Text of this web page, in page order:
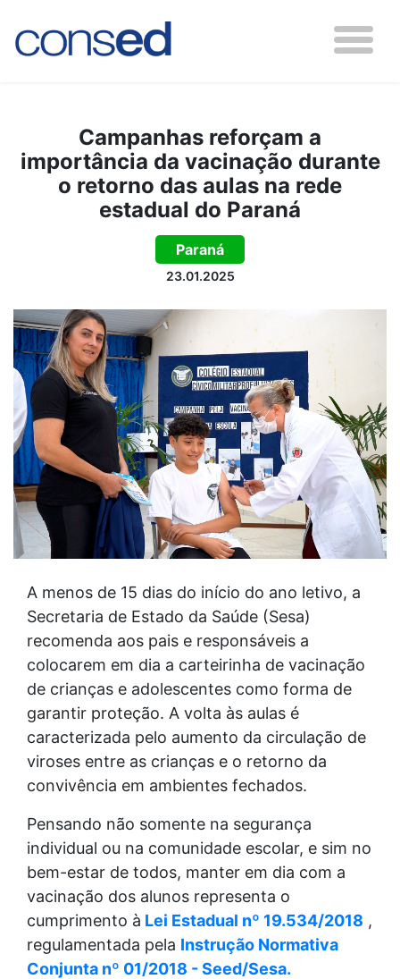
Campanhas reforçam a
importância da vacinação durante
o retorno das aulas na rede
estadual do Paraná
Paraná
23.01.2025
A menos de 15 dias do início do ano letivo, a
Secretaria de Estado da Saúde (Sesa)
recomenda aos pais e responsáveis a
colocarem em dia a carteirinha de vacinação
de crianças e adolescentes como forma de
garantir proteção. A volta às aulas é
caracterizada pelo aumento da circulação de
viroses entre as crianças e o retorno da
convivência em ambientes fechados.
Pensando não somente na segurança
individual ou na comunidade escolar, e sim no
bem-estar de todos, manter em dia com a
vacinação dos alunos representa o
cumprimento à Lei Estadual nº 19.534/2018 ,
regulamentada pela Instrução Normativa
Conjunta nº 01/2018 - Seed/Sesa.